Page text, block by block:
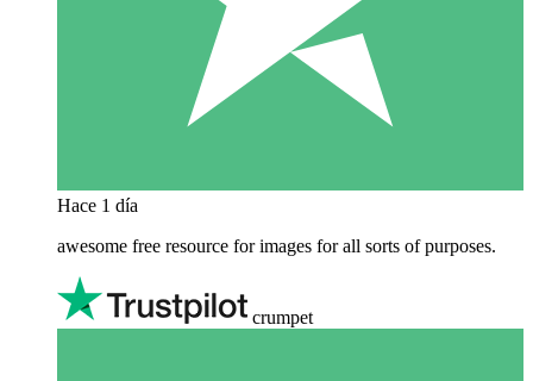
Hace 1 día
awesome free resource for images for all sorts of purposes.
crumpet